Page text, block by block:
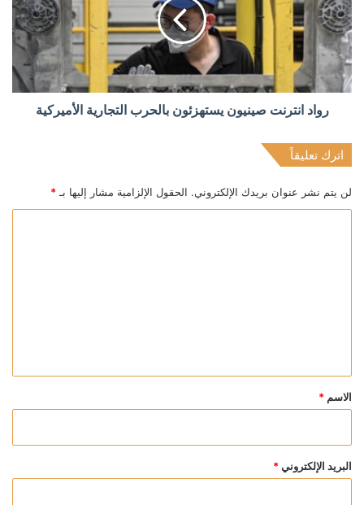
رواد انترنت صينيون يستهزئون بالحرب التجارية الأميركية
اترك تعليقاً
لن يتم نشر عنوان بريدك الإلكتروني. الحقول الإلزامية مشار إليها بـ *
*
الاسم *
البريد الإلكتروني *